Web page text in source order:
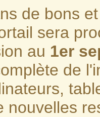
de bons
sera
au 1er
de
nouvelles